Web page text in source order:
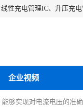
企业视频
够实现对电流电压的准确